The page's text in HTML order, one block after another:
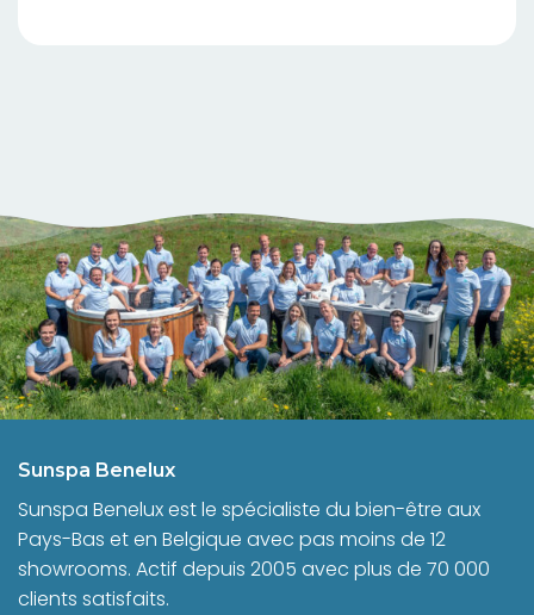
Sunspa Benelux
Sunspa Benelux est le spécialiste du bien-être aux
Pays-Bas et en Belgique avec pas moins de 12
showrooms. Actif depuis 2005 avec plus de 70 000
clients satisfaits.